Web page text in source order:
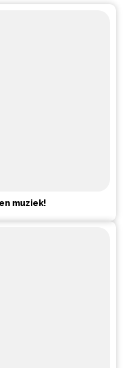
muziek!